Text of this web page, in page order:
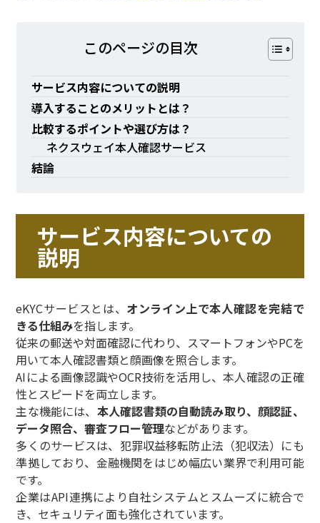
このページの⽬次
サービス内容についての説明
導入することのメリットとは？
比較するポイントや選び方は？
ネクスウェイ本人確認サービス
結論
サービス内容についての
説明
eKYCサービスとは、 オンライン上で本人確認を完結で
きる仕組みを指します。
従来の郵送や対面確認に代わり、スマートフォンやPCを
用いて本人確認書類と顔画像を照合します。
AIによる画像認識やOCR技術を活用し、本人確認の正確
性とスピードを両立します。
主な機能には、 本人確認書類の自動読み取り、顔認証、
データ照合、審査フロー管理などがあります。
多くのサービスは、犯罪収益移転防止法（犯収法）にも
準拠しており、金融機関をはじめ幅広い業界で利用可能
です。
企業はAPI連携により自社システムとスムーズに統合で
き、セキュリティ面も強化されています。